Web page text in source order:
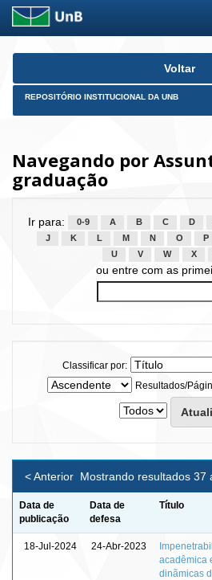
Skip
Voltar
REPOSITÓRIO INSTITUCIONAL DA UNB
Navegando por
graduação
Ir para: 0-9 A B C D
J
K L M N O P
U
V W X
ou entre com as
Classificar por:
Resultados/
Mostrando resultados 37
< Anterior
Data de
publicação
Data de
defesa
Título
18-Jul-2024 24-Abr-2023
acadêmica
dinãmicas